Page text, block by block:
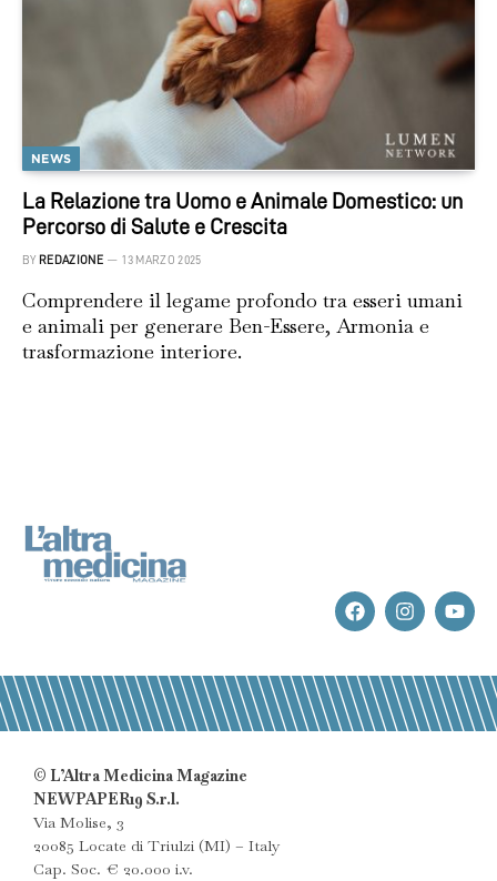
NEWS
La Relazione tra Uomo e Animale Domestico: un
Percorso di Salute e Crescita
BY REDAZIONE 13 MARZO 2025
Comprendere il legame profondo tra esseri umani
e animali per generare Ben-Essere, Armonia e
trasformazione interiore.
© L’Altra Medicina Magazine
NEWPAPER19 S.r.l.
Via Molise, 3
20085 Locate di Triulzi (MI) – Italy
Cap. Soc. € 20.000 i.v.